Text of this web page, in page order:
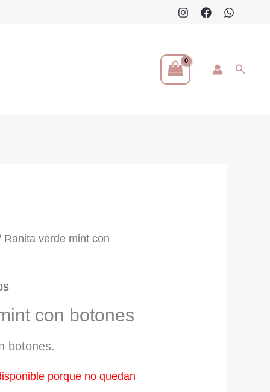
Buscar
verde mint con
con botones
botones.
porque no quedan